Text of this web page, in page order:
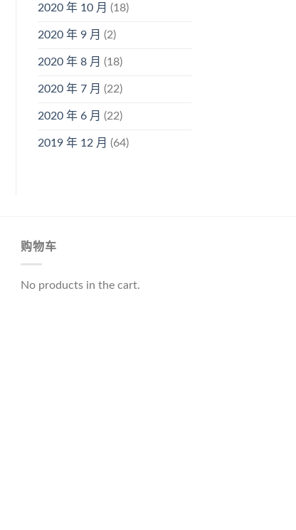
2020 年 10 月 (18)
2020 年 9 月 (2)
2020 年 8 月 (18)
2020 年 7 月 (22)
2020 年 6 月 (22)
2019 年 12 月 (64)
购物车
No products in the cart.